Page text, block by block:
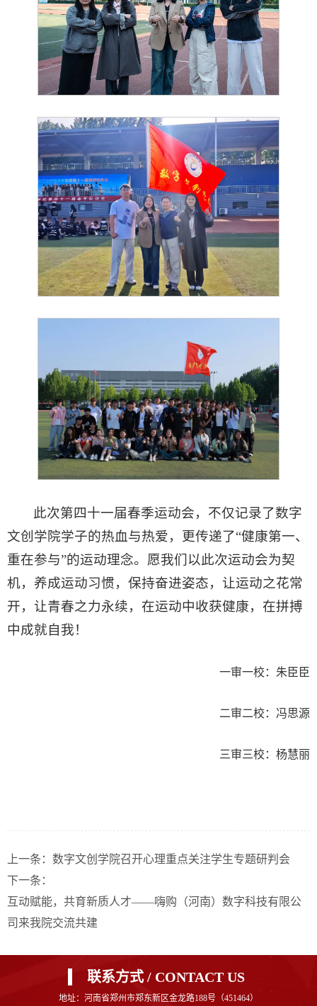
此次第四十一届春季运动会，不仅记录了数字
文创学院学子的热血与热爱，更传递了“健康第一、
重在参与”的运动理念。愿我们以此次运动会为契
机，养成运动习惯，保持奋进姿态，让运动之花常
开，让青春之力永续，在运动中收获健康，在拼搏
中成就自我！
一审一校：朱臣臣
二审二校：冯思源
三审三校：杨慧丽
上一条： ​数字文创学院召开心理重点关注学生专题研判会
下一条：
互动赋能，共育新质人才——嗨购（河南）数字科技有限公
司来我院交流共建
联系方式 / CONTACT US
地址：河南省郑州市郑东新区金龙路188号（451464）